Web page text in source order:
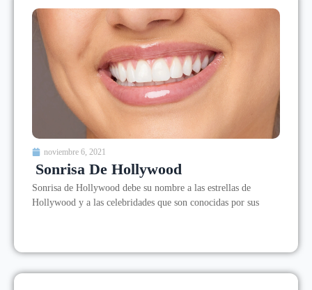
noviembre 6, 2021
Sonrisa De Hollywood
Sonrisa de Hollywood debe su nombre a las estrellas de
Hollywood y a las celebridades que son conocidas por sus